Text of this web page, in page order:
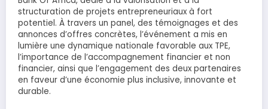
structuration de projets entrepreneuriaux à fort
potentiel. À travers un panel, des témoignages et des
annonces d’offres concrètes, l’événement a mis en
lumière une dynamique nationale favorable aux TPE,
l’importance de l’accompagnement financier et non
financier, ainsi que l’engagement des deux partenaires
en faveur d’une économie plus inclusive, innovante et
durable.